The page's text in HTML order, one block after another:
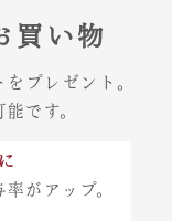
買い物
プレゼント。
です。
がアップ。